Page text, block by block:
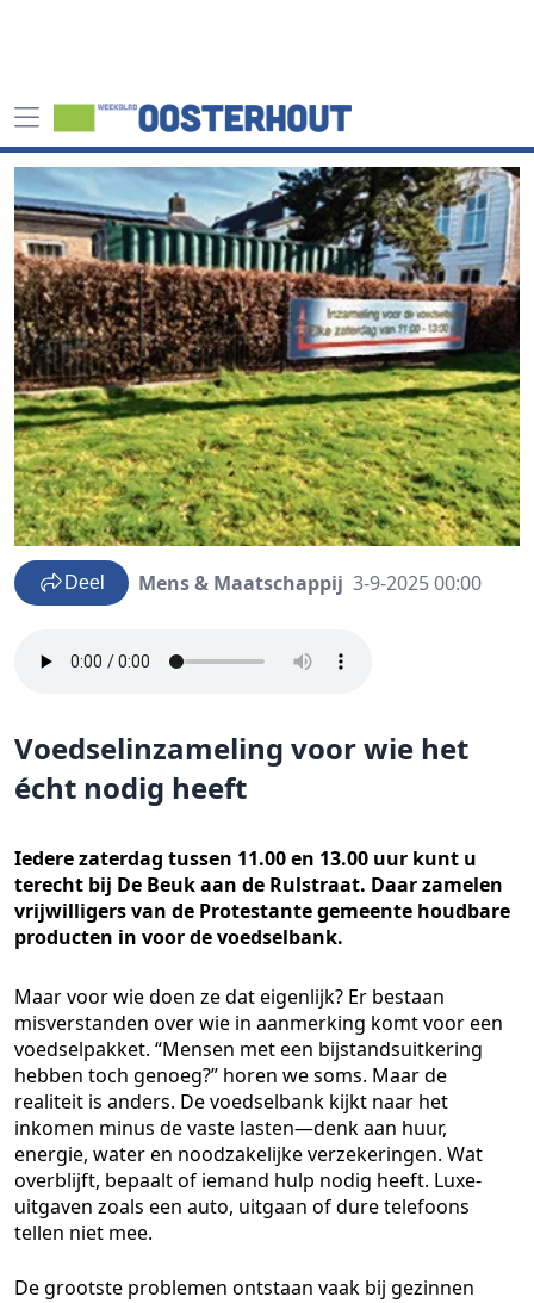
Deel Mens & Maatschappij 3-9-2025 00:00
Voedselinzameling voor wie het
écht nodig heeft
Iedere zaterdag tussen 11.00 en 13.00 uur kunt u
terecht bij De Beuk aan de Rulstraat. Daar zamelen
vrijwilligers van de Protestante gemeente houdbare
producten in voor de voedselbank.
Maar voor wie doen ze dat eigenlijk? Er bestaan
misverstanden over wie in aanmerking komt voor een
voedselpakket. “Mensen met een bijstandsuitkering
hebben toch genoeg?” horen we soms. Maar de
realiteit is anders. De voedselbank kijkt naar het
inkomen minus de vaste lasten—denk aan huur,
energie, water en noodzakelijke verzekeringen. Wat
overblijft, bepaalt of iemand hulp nodig heeft. Luxe-
uitgaven zoals een auto, uitgaan of dure telefoons
tellen niet mee.
De grootste problemen ontstaan vaak bij gezinnen